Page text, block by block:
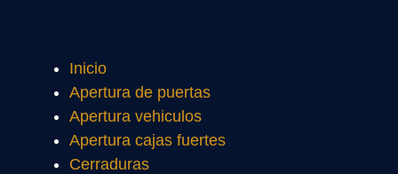
Inicio
Apertura de puertas
Apertura vehiculos
Apertura cajas fuertes
Cerraduras